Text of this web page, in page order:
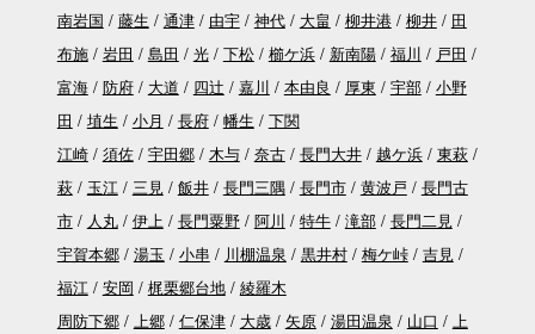
南岩国
藤生 通津 由宇 神代 大畠 柳井港 柳井
田
布施
岩田 島田 光 下松 櫛ケ浜 新南陽 福川
戸田
富海
防府 大道 四辻 嘉川 本由良 厚東 宇部
小野
田
埴生 小月 長府 幡生
下関
江崎
須佐 宇田郷 木与 奈古 長門大井 越ケ浜
東萩
萩
玉江 三見 飯井 長門三隅 長門市 黄波戸
長門古
市
人丸 伊上 長門粟野 阿川 特牛 滝部
長門二見
宇賀本郷
湯玉 小串 川棚温泉 黒井村 梅ケ峠
吉見
福江
安岡 梶栗郷台地
綾羅木
周防下郷
上郷 仁保津 大歳 矢原 湯田温泉 山口
上